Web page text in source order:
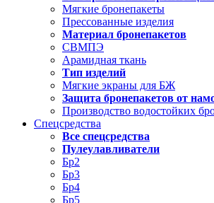
Мягкие бронепакеты
Прессованные изделия
Материал бронепакетов
СВМПЭ
Арамидная ткань
Тип изделий
Мягкие экраны для БЖ
Защита бронепакетов от
Производство водостойких
Спецсредства
Все спецсредства
Пулеулавливатели
Бр2
Бр3
Бр4
Бр5